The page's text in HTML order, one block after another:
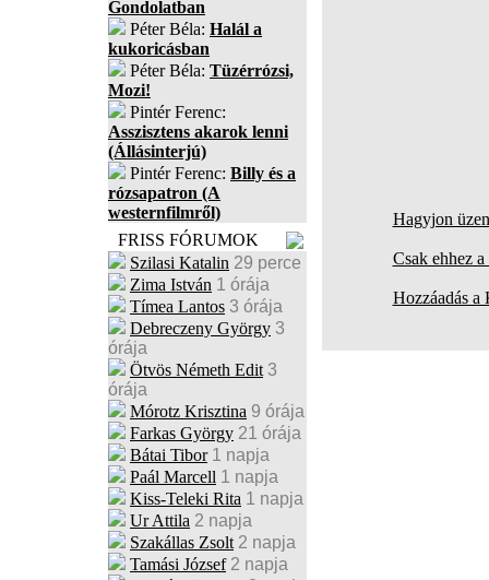
Gondolatban
Péter Béla: Halál a
kukoricásban
Péter Béla: Tüzérrózsi,
Mozi!
Pintér Ferenc:
Asszisztens akarok lenni
(Állásinterjú)
Pintér Ferenc: Billy és a
rózsapatron (A
westernfilmről)
FRISS FÓRUMOK
Szilasi Katalin 29 perce
Zima István 1 órája
Tímea Lantos 3 órája
Debreczeny György 3
órája
Ötvös Németh Edit 3
órája
Mórotz Krisztina 9 órája
Farkas György 21 órája
Bátai Tibor 1 napja
Paál Marcell 1 napja
Kiss-Teleki Rita 1 napja
Ur Attila 2 napja
Szakállas Zsolt 2 napja
Tamási József 2 napja
Hagyjon
Csak ehhez
Hozzáadás